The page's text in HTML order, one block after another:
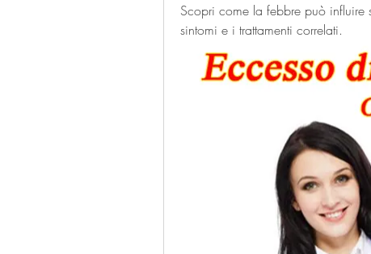
Scopri come la febbre può
sintomi e i trattamenti correlati.